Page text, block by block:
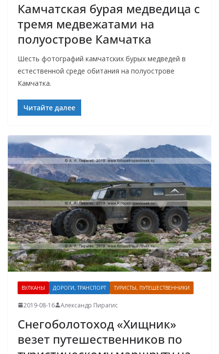
Камчатская бурая медведица с
тремя медвежатами на
полуострове Камчатка
Шесть фотографий камчатских бурых медведей в
естественной среде обитания на полуострове
Камчатка.
Читайте далее
ВУЛКАНЫ ДОРОГИ, ТРАНСПОРТ ТУРИСТЫ, ПУТЕШЕСТВЕННИКИ
2019-08-16 Александр Пирагис
Снегоболотоход «Хищник»
везет путешественников по